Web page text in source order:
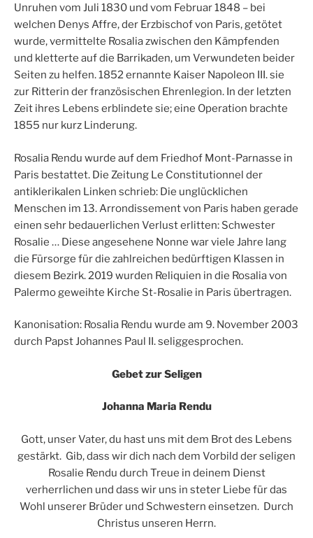
Unruhen vom Juli 1830 und vom Februar 1848 – bei
welchen Denys Affre, der Erzbischof von Paris, getötet
wurde, vermittelte Rosalia zwischen den Kämpfenden
und kletterte auf die Barrikaden, um Verwundeten beider
Seiten zu helfen. 1852 ernannte Kaiser Napoleon III. sie
zur Ritterin der französischen Ehrenlegion. In der letzten
Zeit ihres Lebens erblindete sie; eine Operation brachte
1855 nur kurz Linderung.
Rosalia Rendu wurde auf dem Friedhof Mont-Parnasse in
Paris bestattet. Die Zeitung Le Constitutionnel der
antiklerikalen Linken schrieb: Die unglücklichen
Menschen im 13. Arrondissement von Paris haben gerade
einen sehr bedauerlichen Verlust erlitten: Schwester
Rosalie … Diese angesehene Nonne war viele Jahre lang
die Fürsorge für die zahlreichen bedürftigen Klassen in
diesem Bezirk. 2019 wurden Reliquien in die Rosalia von
Palermo geweihte Kirche St-Rosalie in Paris übertragen.
Kanonisation: Rosalia Rendu wurde am 9. November 2003
durch Papst Johannes Paul II. seliggesprochen.
Gebet zur Seligen
Johanna Maria Rendu
Gott, unser Vater, du hast uns mit dem Brot des Lebens
gestärkt. Gib, dass wir dich nach dem Vorbild der seligen
Rosalie Rendu durch Treue in deinem Dienst
verherrlichen und dass wir uns in steter Liebe für das
Wohl unserer Brüder und Schwestern einsetzen. Durch
Christus unseren Herrn.